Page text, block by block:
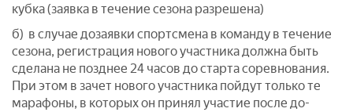
кубка (заявка в течение сезона разрешена)
б) в случае дозаявки спортсмена в команду в течение
сезона, регистрация нового участника должна быть
сделана не позднее 24 часов до старта соревнования.
При этом в зачет нового участника пойдут только те
марафоны, в которых он принял участие после до-